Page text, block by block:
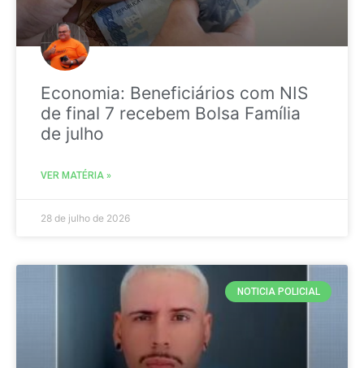
Economia: Beneficiários com NIS
de final 7 recebem Bolsa Família
de julho
VER MATÉRIA »
28 de julho de 2026
NOTICIA POLICIAL